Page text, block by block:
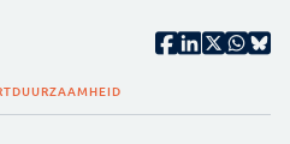
DUURZAAMHEID